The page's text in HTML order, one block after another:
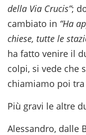
della Via Crucis”;
cambiato in “Ha
chiese, tutte le
ha fatto venire il
colpi, si vede che
chiamiamo poi
Più gravi le altre
Alessandro, dalle